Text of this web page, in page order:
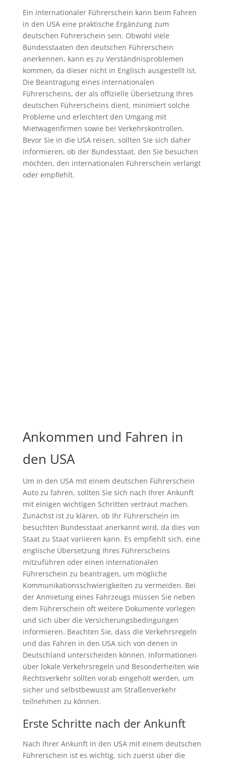
Ein internationaler Führerschein kann beim Fahren
in den USA eine praktische Ergänzung zum
deutschen Führerschein sein. Obwohl viele
Bundesstaaten den deutschen Führerschein
anerkennen, kann es zu Verständnisproblemen
kommen, da dieser nicht in Englisch ausgestellt ist.
Die Beantragung eines internationalen
Führerscheins, der als offizielle Übersetzung Ihres
deutschen Führerscheins dient, minimiert solche
Probleme und erleichtert den Umgang mit
Mietwagenfirmen sowie bei Verkehrskontrollen.
Bevor Sie in die USA reisen, sollten Sie sich daher
informieren, ob der Bundesstaat, den Sie besuchen
möchten, den internationalen Führerschein verlangt
oder empfiehlt.
Ankommen und Fahren in
den USA
Um in den USA mit einem deutschen Führerschein
Auto zu fahren, sollten Sie sich nach Ihrer Ankunft
mit einigen wichtigen Schritten vertraut machen.
Zunächst ist zu klären, ob Ihr Führerschein im
besuchten Bundesstaat anerkannt wird, da dies von
Staat zu Staat variieren kann. Es empfiehlt sich, eine
englische Übersetzung Ihres Führerscheins
mitzuführen oder einen internationalen
Führerschein zu beantragen, um mögliche
Kommunikationsschwierigkeiten zu vermeiden. Bei
der Anmietung eines Fahrzeugs müssen Sie neben
dem Führerschein oft weitere Dokumente vorlegen
und sich über die Versicherungsbedingungen
informieren. Beachten Sie, dass die Verkehrsregeln
und das Fahren in den USA sich von denen in
Deutschland unterscheiden können. Informationen
über lokale Verkehrsregeln und Besonderheiten wie
Rechtsverkehr sollten vorab eingeholt werden, um
sicher und selbstbewusst am Straßenverkehr
teilnehmen zu können.
Erste Schritte nach der Ankunft
Nach Ihrer Ankunft in den USA mit einem deutschen
Führerschein ist es wichtig, sich zuerst über die